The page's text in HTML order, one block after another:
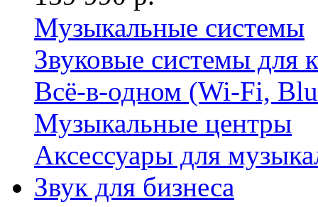
Музыкальные системы
Звуковые системы для
Всё-в-одном (Wi-Fi,
Музыкальные центры
Аксессуары для
Звук для бизнеса